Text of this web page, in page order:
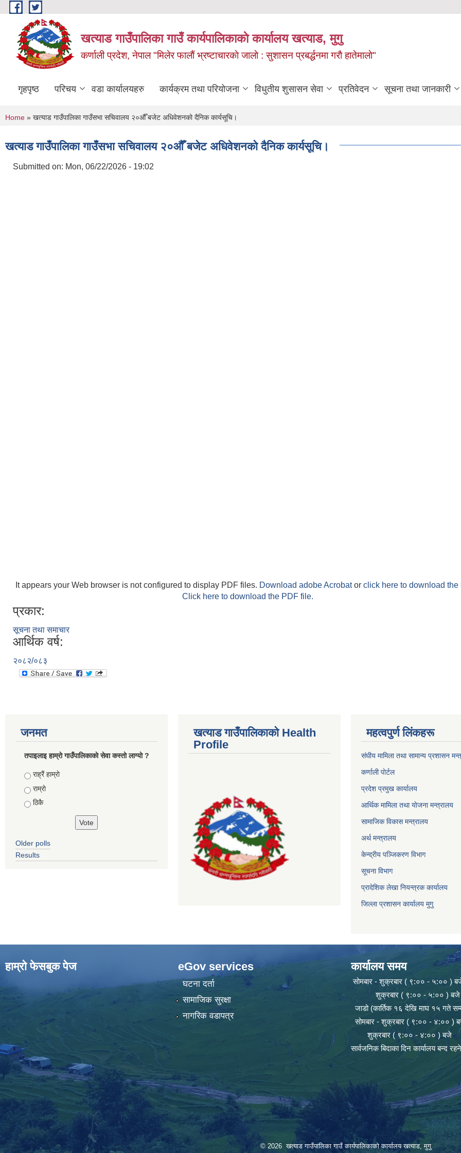
Skip to main content
खत्याड गाउँपालिका गाउँ कार्यपालिकाकाे कार्यालय खत्याड, मुगु
कर्णाली प्रदेश, नेपाल "मिलेर फालाैं भ्रष्टाचारकाे जालाे : सुशासन प्रबर्द्धनमा गराै‌ हातेमालाे"
गृहपृष्ठ परिचय वडा कार्यालयहरु कार्यक्रम तथा परियोजना विधुतीय शुसासन सेवा प्रतिवेदन सूचना तथा जानकारी
You are here
Home » खत्याड गाउँपालिका गाउँसभा सचिवालय २०औँ बजेट अधिवेशनको दैनिक कार्यसूचि।
खत्याड गाउँपालिका गाउँसभा सचिवालय २०औँ बजेट अधिवेशनको दैनिक कार्यसूचि।
Submitted on: Mon, 06/22/2026 - 19:02
It appears your Web browser is not configured to display PDF files. Download adobe Acrobator click here to download the
Click here to download the PDF file.
प्रकार:
सूचना तथा समाचार
आर्थिक वर्ष:
२०८२/०८३
जनमत
तपाइलाइ हाम्राे गाउँपालिकाकाे सेवा कस्ताे लाग्याे ?
Choices
राह्रैं हाम्राे
राम्राे
ठिकै
Older polls
Results
खत्याड गाउँपालिकाकाे Health
Profile
महत्वपुर्ण लिंकहरू
संघीय मामिला तथा सामान्य प्रशासन
कर्णाली पाेर्टल
प्रदेश प्रमुख कार्यालय
आर्थिक मामिला तथा याेजना मन्त्रालय
सामाजिक विकास मन्त्रालय
अर्थ मन्त्रालय
केन्द्रीय पञ्जिकरण विभाग
सूचना विभाग
प्रादेशिक लेखा नियन्त्रक कार्यालय
जिल्ला प्रशासन कार्यालय मुगु
हाम्राे फेसबुक पेज eGov services
घटना दर्ता
सामाजिक सुरक्षा
नागरिक वडापत्र
कार्यालय समय
सोमबार - शुक्रबार ( ९:०० - ५:०० )
शुक्रबार ( ९:०० - ५:०० ) बजे
जाडो (कार्तिक १६ देखि माघ १५ गते
सोमबार - शुक्रबार ( ९:०० - ४:०० )
शुक्रबार ( ९:०० - ४:०० ) बजे
सार्वजनिक बिदाका दिन कार्यालय बन्द
© 2026 खत्याड गाउँपालिका गाउँ कार्यपालिकाकाे कार्यालय खत्याड, मुगु